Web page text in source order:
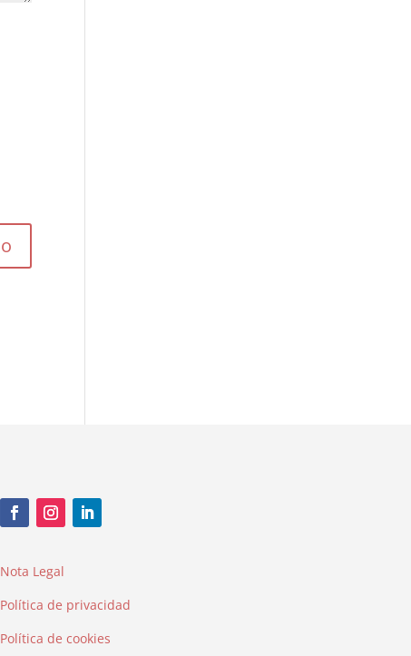
Nota Legal
Política de privacidad
Política de cookies